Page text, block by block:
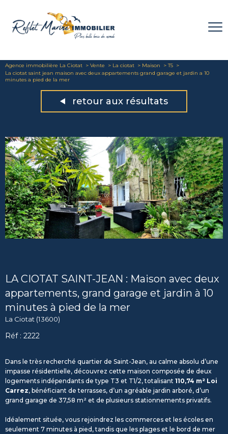
Agence immobilière La Ciotat Vente La ciotat Maison
T5
La ciotat saint jean maison avec deux appartements grand garage et jardin a 10
minutes a pied de la mer
retour aux résultats
LA CIOTAT SAINT-JEAN : Maison avec deux
appartements, grand garage et jardin à 10
minutes à pied de la mer
La Ciotat (13600)
Réf : 2222
Dans le très recherché quartier de Saint-Jean, au calme absolu d’une
impasse résidentielle, découvrez cette maison composée de deux
logements indépendants de type T3 et T1/2, totalisant 110,74 m² Loi
Carrez, bénéficiant de terrasses, d’un agréable jardin arboré, d’un
grand garage de 37,58 m² et de plusieurs stationnements privatifs.
Idéalement située, vous rejoindrez les commerces et les écoles en
seulement 7 minutes à pied, tandis que les plages et le bord de mer